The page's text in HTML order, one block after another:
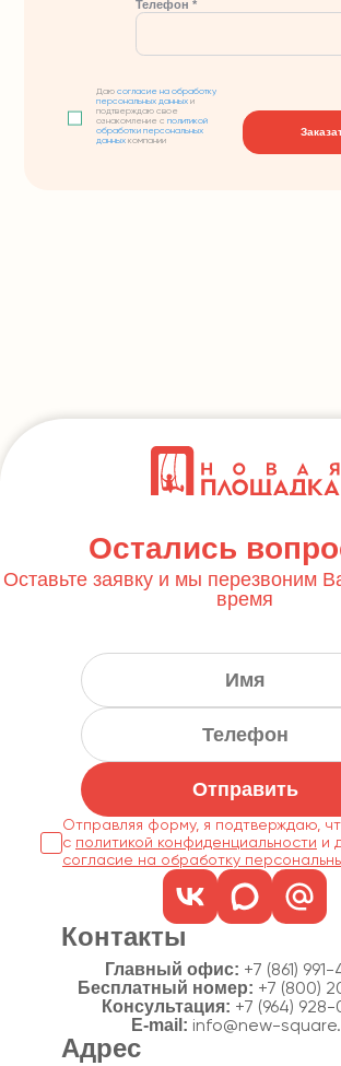
Телефон *
Даюсогласие на обработку
персональных данных и
подтверждаю свое
ознакомление сполитикой
обработки персональных
данных компании
Остались
Оставьте заявку и мы перезвоним
время
Отправить
Отправляя форму, я подтверждаю,
с политикой конфиденциальности
согласие на обработку
Контакты
Главный офис: +7 (861)
Бесплатный номер: +7 (800)
Консультация: +7 (964)
E-mail: info@new-
Адрес